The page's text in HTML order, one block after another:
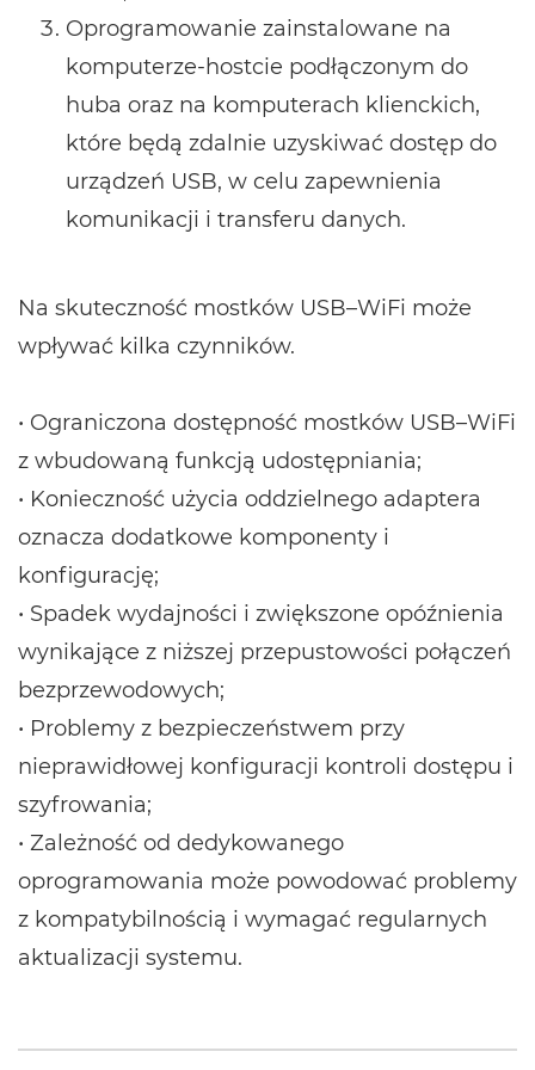
Oprogramowanie zainstalowane na
komputerze-hostcie podłączonym do
huba oraz na komputerach klienckich,
które będą zdalnie uzyskiwać dostęp do
urządzeń USB, w celu zapewnienia
komunikacji i transferu danych.
Na skuteczność mostków USB–WiFi może
wpływać kilka czynników.
• Ograniczona dostępność mostków USB–WiFi
z wbudowaną funkcją udostępniania;
• Konieczność użycia oddzielnego adaptera
oznacza dodatkowe komponenty i
konfigurację;
• Spadek wydajności i zwiększone opóźnienia
wynikające z niższej przepustowości połączeń
bezprzewodowych;
• Problemy z bezpieczeństwem przy
nieprawidłowej konfiguracji kontroli dostępu i
szyfrowania;
• Zależność od dedykowanego
oprogramowania może powodować problemy
z kompatybilnością i wymagać regularnych
aktualizacji systemu.